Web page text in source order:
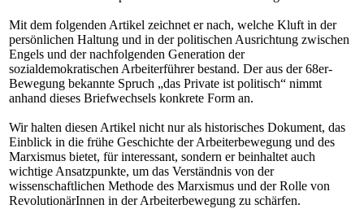
Mit dem folgenden Artikel zeichnet er nach, welche Kluft in der
persönlichen Haltung und in der politischen Ausrichtung zwischen
Engels und der nachfolgenden Generation der
sozialdemokratischen Arbeiterführer bestand. Der aus der 68er-
Bewegung bekannte Spruch „das Private ist politisch“ nimmt
anhand dieses Briefwechsels konkrete Form an.
Wir halten diesen Artikel nicht nur als historisches Dokument, das
Einblick in die frühe Geschichte der Arbeiterbewegung und des
Marxismus bietet, für interessant, sondern er beinhaltet auch
wichtige Ansatzpunkte, um das Verständnis von der
wissenschaftlichen Methode des Marxismus und der Rolle von
RevolutionärInnen in der Arbeiterbewegung zu schärfen.